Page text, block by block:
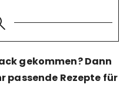
gekommen? Dann
passende Rezepte für